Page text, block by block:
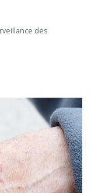
des